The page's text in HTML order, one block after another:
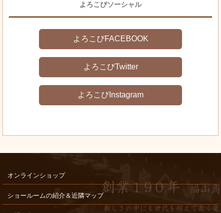
よろこびソーシャル
よろこびFACEBOOK
よろこびTwitter
よろこびInstagram
オンラインショップ
ショールームの紹介＆近隣マップ